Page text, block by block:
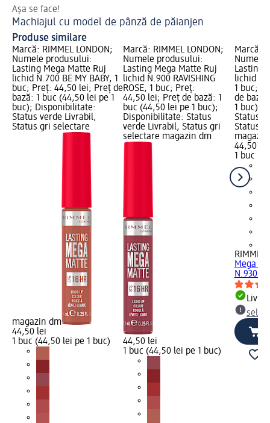
Așa se face!
Machiajul cu model de pânză de păianjen
Produse similare
Marcă: RIMMEL LONDON;
Numele produsului:
Lasting Mega Matte Ruj
lichid N.700 BE MY BABY, 1
buc; Preț: 44,50 lei; Preț de
bază: 1 buc (44,50 lei pe 1
buc); Disponibilitate:
Status verde Livrabil,
Status gri selectare
magazin dm
44,50 lei
1 buc (44,50 lei pe 1 buc)
Marcă: RIMMEL LONDON;
Numele produsului:
Lasting Mega Matte Ruj
lichid N.900 RAVISHING
ROSE, 1 buc; Preț:
44,50 lei; Preț de bază: 1
buc (44,50 lei pe 1 buc);
Disponibilitate: Status
verde Livrabil, Status gri
selectare magazin dm
44,50 lei
1 buc (44,50 lei pe 1 buc)
Marcă:
Numele
Lasting
lichid
1 buc;
de
1 buc);
Status
Status
44,50 lei
1 buc
RIMMEL
Mega
N.930